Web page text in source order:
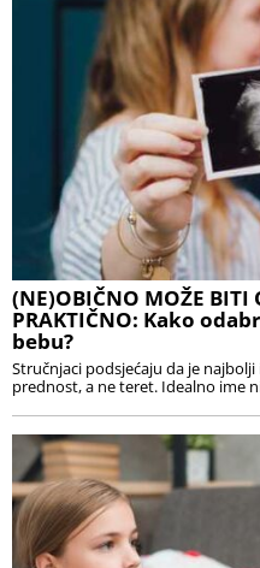
(NE)OBIČNO MOŽE BITI
PRAKTIČNO: Kako
bebu?
Stručnjaci podsjećaju da je
prednost, a ne teret. Idealno ime